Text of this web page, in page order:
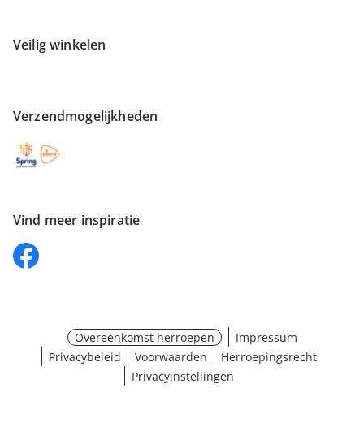
Veilig winkelen
Verzendmogelijkheden
Vind meer inspiratie
Overeenkomst herroepen
Impressum
Privacybeleid
Voorwaarden
Herroepingsrecht
Privacyinstellingen